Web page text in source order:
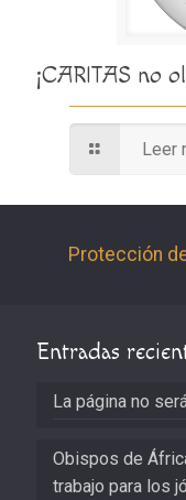
¡CARITAS no
Leer
Protección
Entradas
La página no
Obispos de
trabajo para los